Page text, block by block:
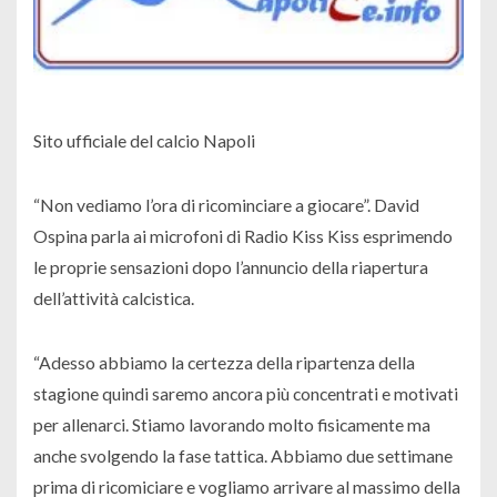
Sito ufficiale del calcio Napoli
“Non vediamo l’ora di ricominciare a giocare”. David
Ospina parla ai microfoni di Radio Kiss Kiss esprimendo
le proprie sensazioni dopo l’annuncio della riapertura
dell’attività calcistica.
“Adesso abbiamo la certezza della ripartenza della
stagione quindi saremo ancora più concentrati e motivati
per allenarci. Stiamo lavorando molto fisicamente ma
anche svolgendo la fase tattica. Abbiamo due settimane
prima di ricomiciare e vogliamo arrivare al massimo della